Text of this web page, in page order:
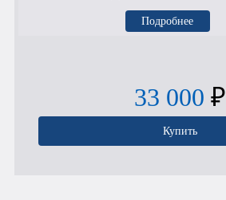
Подробнее
33 000 ₽
Купить